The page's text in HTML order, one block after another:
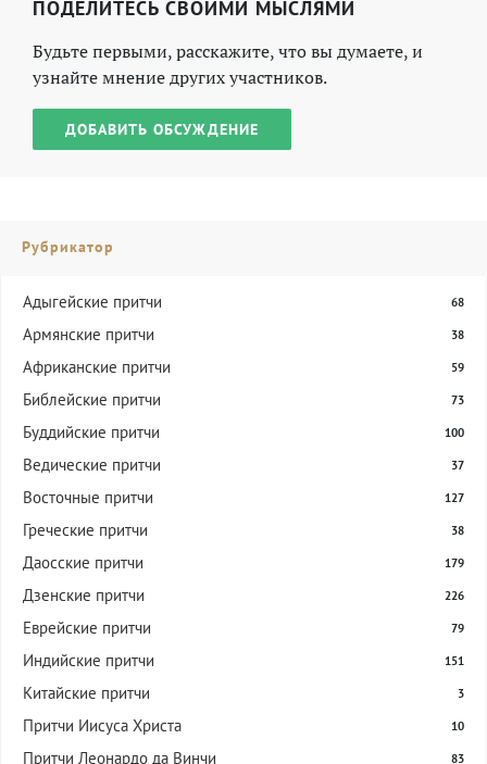
ПОДЕЛИТЕСЬ СВОИМИ МЫСЛЯМИ
Будьте первыми, расскажите, что вы думаете, и
узнайте мнение других участников.
ДОБАВИТЬ ОБСУЖДЕНИЕ
Рубрикатор
Адыгейские притчи 68
Армянские притчи 38
Африканские притчи 59
Библейские притчи 73
Буддийские притчи 100
Ведические притчи 37
Восточные притчи 127
Греческие притчи 38
Даосские притчи 179
Дзенские притчи 226
Еврейские притчи 79
Индийские притчи 151
Китайские притчи 3
Притчи Иисуса Христа 10
Притчи Леонардо да Винчи 83